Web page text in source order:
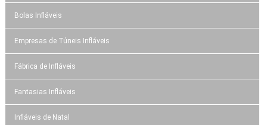
Bolas Infláveis
Empresas de Túneis Infláveis
Fábrica de Infláveis
Fantasias Infláveis
Infláveis de Natal